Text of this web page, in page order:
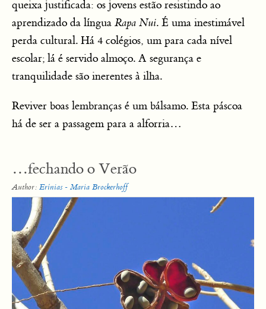
queixa justificada: os jovens estão resistindo ao
aprendizado da língua Rapa Nui. É uma inestimável
perda cultural. Há 4 colégios, um para cada nível
escolar; lá é servido almoço. A segurança e
tranquilidade são inerentes à ilha.
Reviver boas lembranças é um bálsamo. Esta páscoa
há de ser a passagem para a alforria…
…fechando o Verão
Author: Erínias - Maria Brockerhoff